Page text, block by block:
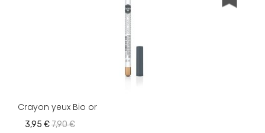
Crayon yeux Bio or
3,95 €7,90 €